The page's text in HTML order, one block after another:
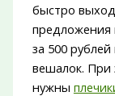
быстро
предложения
за 500
вешалок. При
нужны